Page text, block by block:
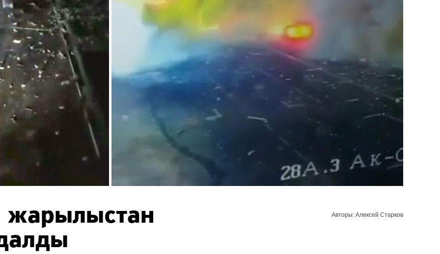
жарылыстан
Авторы: Алексей Старков